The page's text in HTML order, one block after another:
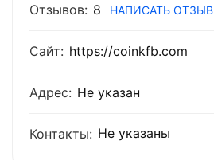
Отзывов: 8 НАПИСАТЬ ОТЗЫВ
Сайт: https://coinkfb.com
Адрес: Не указан
Контакты: Не указаны